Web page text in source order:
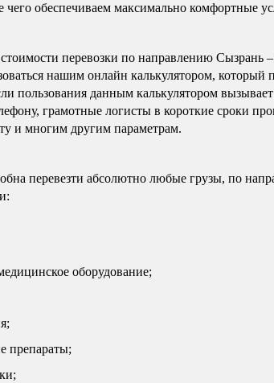
чего обеспечиваем максимально комфортные
стоимости перевозки по направлению Сызрань
нашим онлайн калькулятором, который
пользования данным калькулятором
грамотные логисты в короткие сроки
и многим другим параметрам.
перевезти абсолютно любые грузы, по
оборудование;
препараты;